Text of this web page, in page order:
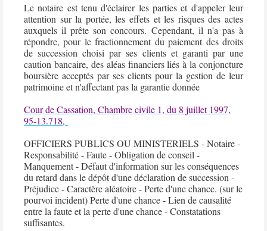
Lenotaire est tenu d'éclairer les parties et d'appeler leur
attention sur la portée, les effets et les risques des actes
auxquels il prête son concours. Cependant, il n'a pas à
répondre, pour le fractionnement du paiement des droits
de succession choisi par ses clients et garanti par une
caution bancaire, des aléas financiers liés à la conjoncture
boursière acceptés par ses clients pour la gestion de leur
patrimoine et n'affectant pas la garantie donnée
Cour de Cassation, Chambre civile 1, du 8 juillet 1997,
95-13.718,
OFFICIERS PUBLICS OU MINISTERIELS -Notaire-
Responsabilité -Faute- Obligation de conseil -
Manquement - Défaut d'information sur les conséquences
du retard dans le dépôt d'unedéclaration de succession -
Préjudice - Caractère aléatoire - Perte d'une chance. (sur le
pourvoi incident) Perte d'une chance - Lien de causalité
entre la fauteet la perte d'une chance - Constatations
suffisantes.